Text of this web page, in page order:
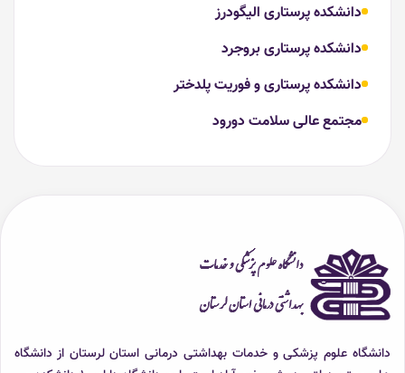
دانشکده پرستاری الیگودرز
دانشکده پرستاری بروجرد
دانشکده پرستاری و فوریت پلدختر
مجتمع عالی سلامت دورود
دانشگاه علوم پزشکی و خدمات بهداشتی درمانی استان لرستان از دانشگاه